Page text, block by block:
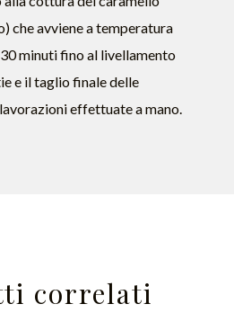
che avviene a temperatura
minuti fino al livellamento
e il taglio finale delle
effettuate a mano.
correlati